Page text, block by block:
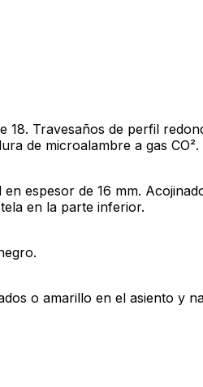
Travesaños de perfil
de microalambre a gas
espesor de 16 mm.
en la parte inferior.
o amarillo en el asiento y